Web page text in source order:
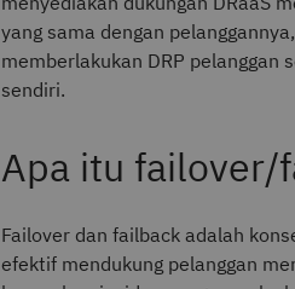
yang sama dengan
memberlakukan DRP pelanggan
sendiri.
Apa itu failover/
Failover dan failback adalah
efektif mendukung pelanggan